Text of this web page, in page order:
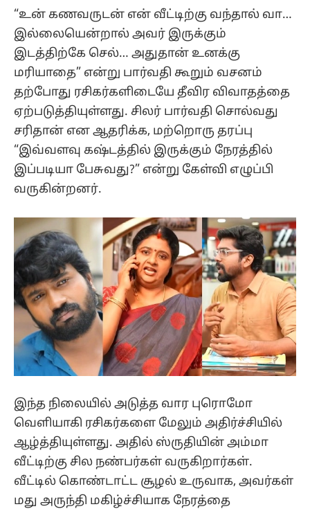
“உன் கணவருடன் என் வீட்டிற்கு வந்தால் வா…
இல்லையென்றால் அவர் இருக்கும்
இடத்திற்கே செல்… அதுதான் உனக்கு
மரியாதை” என்று பார்வதி கூறும் வசனம்
தற்போது ரசிகர்களிடையே தீவிர விவாதத்தை
ஏற்படுத்தியுள்ளது. சிலர் பார்வதி சொல்வது
சரிதான் என ஆதரிக்க, மற்றொரு தரப்பு
“இவ்வளவு கஷ்டத்தில் இருக்கும் நேரத்தில்
இப்படியா பேசுவது?” என்று கேள்வி எழுப்பி
வருகின்றனர்.
இந்த நிலையில் அடுத்த வார புரொமோ
வெளியாகி ரசிகர்களை மேலும் அதிர்ச்சியில்
ஆழ்த்தியுள்ளது. அதில் ஸ்ருதியின் அம்மா
வீட்டிற்கு சில நண்பர்கள் வருகிறார்கள்.
வீட்டில் கொண்டாட்ட சூழல் உருவாக, அவர்கள்
மது அருந்தி மகிழ்ச்சியாக நேரத்தை